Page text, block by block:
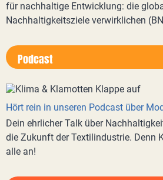
für nachhaltige Entwicklung: die
Nachhaltigkeitsziele verwirklichen
Podcast
Hört rein in unseren Podcast über
Dein ehrlicher Talk über
die Zukunft der Textilindustrie. Denn
alle an!